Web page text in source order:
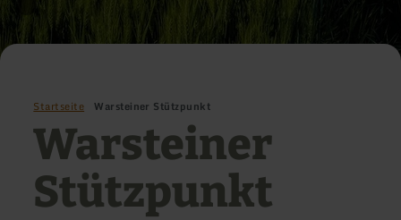
Startseite Warsteiner Stützpunkt
Warsteiner
Stützpunkt